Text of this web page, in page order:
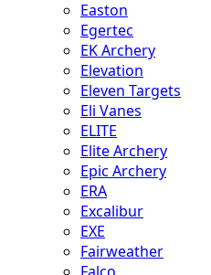
Easton
Egertec
EK Archery
Elevation
Eleven Targets
Eli Vanes
ELITE
Elite Archery
Epic Archery
ERA
Excalibur
EXE
Fairweather